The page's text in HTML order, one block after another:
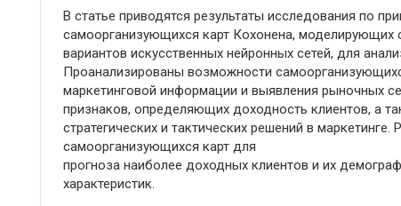
В статье приводятся результаты исследования по
самоорганизующихся карт Кохонена, моделирующих
вариантов искусственных нейронных сетей, для
Проанализированы возможности
маркетинговой информации и выявления рыночных
признаков, определяющих доходность клиентов, а
стратегических и тактических решений в
самоорганизующихся карт для
прогноза наиболее доходных клиентов и их
характеристик.